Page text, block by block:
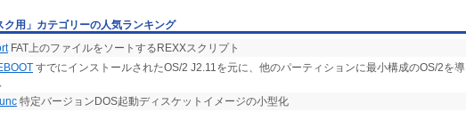
ク用」カテゴリーの人気ランキング
FAT上のファイルをソートするREXXスクリプト
すでにインストールされたOS/2 J2.11を元に、他のパーティションに最小構成のOS/2を導
特定バージョンDOS起動ディスケットイメージの小型化